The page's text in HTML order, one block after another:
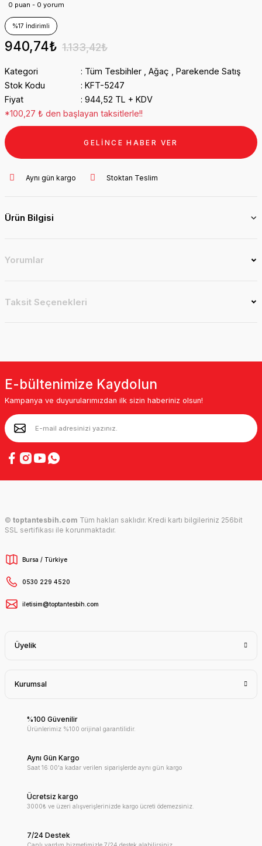
0 puan - 0 yorum
%17 İndirimli
940,74₺ 1.133,42₺
Kategori Tüm Tesbihler Ağaç
Parekende Satış
Stok Kodu
KFT-5247
Fiyat
944,52 TL + KDV
*100,27 ₺ den başlayan taksitlerle!!
GELİNCE HABER VER
Aynı gün kargo Stoktan Teslim
Ürün Bilgisi
Yorumlar
Taksit Seçenekleri
E-bültenimize Kaydolun
Kampanya ve duyurularımızdan ilk sizin haberiniz olsun!
© toptantesbih.com Tüm hakları saklıdır. Kredi kartı bilgileriniz 256bit
SSL sertifikası ile korunmaktadır.
Bursa / Türkiye
0530 229 4520
iletisim@toptantesbih.com
Üyelik
Kurumsal
%100 Güvenilir
Ürünlerimiz %100 orijinal garantilidir.
Aynı Gün Kargo
Saat 16:00'a kadar verilen siparişlerde aynı gün kargo
Ücretsiz kargo
3000₺ ve üzeri alışverişlerinizde kargo ücreti ödemezsiniz.
7/24 Destek